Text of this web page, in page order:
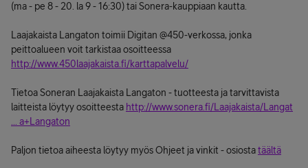
(ma - pe 8 - 20. la 9 - 16:30) tai Sonera-kauppiaan kautta.
Laajakaista Langaton toimii Digitan @450-verkossa, jonka
peittoalueen voit tarkistaa osoitteessa
http://www.450laajakaista.fi/karttapalvelu/
Tietoa Soneran Laajakaista Langaton - tuotteesta ja tarvittavista
laitteista löytyy osoitteesta http://www.sonera.fi/Laajakaista/Langat
... a+Langaton
Paljon tietoa aiheesta löytyy myös Ohjeet ja vinkit - osiostatäältä